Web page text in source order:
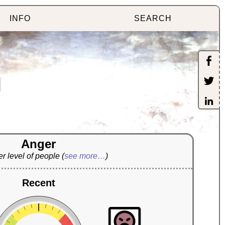
INFO SEARCH
Anger
level of people(see more…)
Recent